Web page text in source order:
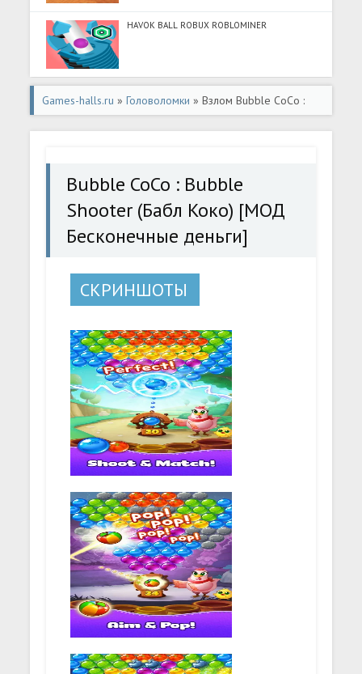
HAVOK BALL ROBUX ROBLOMINER
Games-halls.ru »Головоломки » Взлом Bubble CoCo :
Bubble Shooter (Бабл Коко) [МОД Бесконечные деньги]
Bubble CoCo : Bubble
Shooter (Бабл Коко) [МОД
Бесконечные деньги]
СКРИНШОТЫ